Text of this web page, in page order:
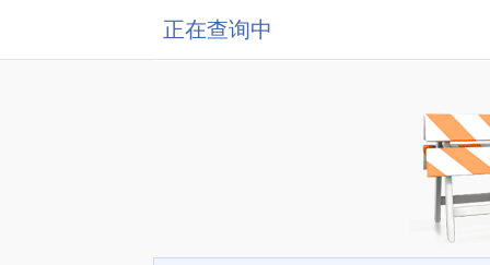
正在查询中